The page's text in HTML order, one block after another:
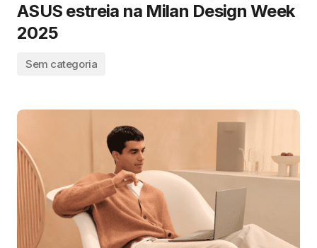
ASUS estreia na Milan Design Week
2025
Sem categoria